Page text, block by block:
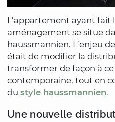
L’appartement ayant fait
aménagement se situe
haussmannien. L’enjeu
était de modifier la
transformer de façon à ce
contemporaine, tout en
du style haussmannien.
Une nouvelle